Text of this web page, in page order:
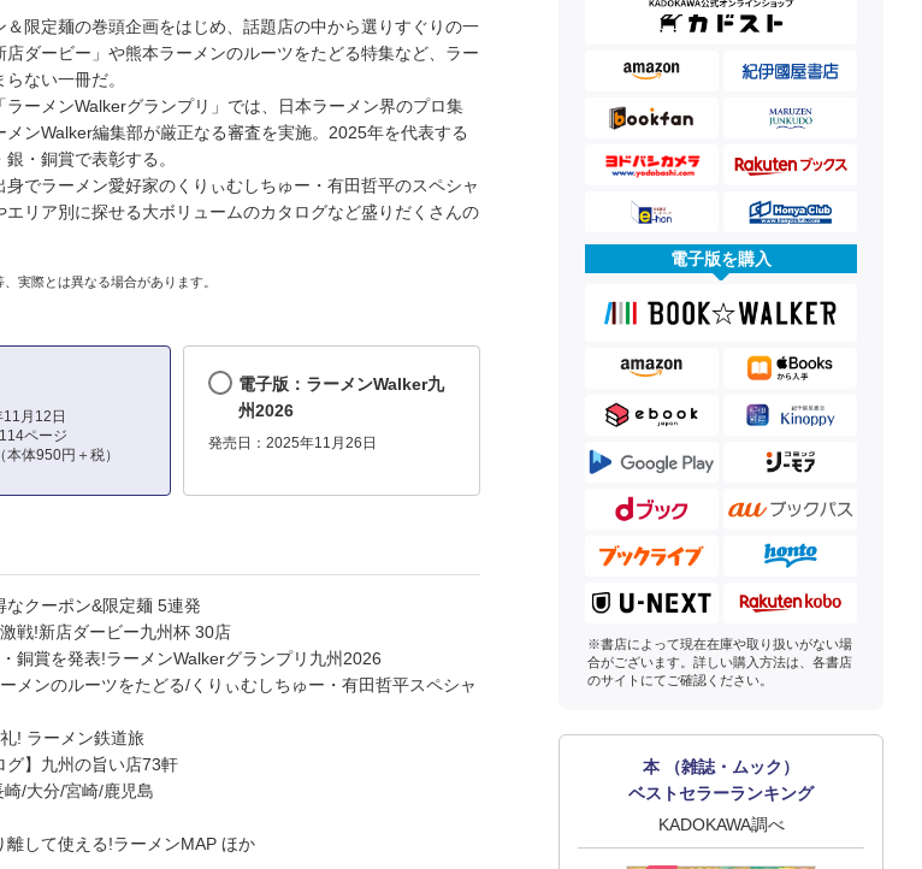
＆限定麺の巻頭企画をはじめ、話題店の中から選りすぐりの一
店ダービー」や熊本ラーメンのルーツをたどる特集など、ラー
ない一冊だ。
ラーメンWalkerグランプリ」では、日本ラーメン界のプロ集
メンWalker編集部が厳正なる審査を実施。2025年を代表する
・銅賞で表彰する。
身でラーメン愛好家のくりぃむしちゅー・有田哲平のスペシャ
エリア別に探せる大ボリュームのカタログなど盛りだくさんの
実際とは異なる場合があります。
月12日
ページ
体950円＋税）
電子版：ラーメンWalker九
州2026
発売日：2025年11月26日
なクーポン&限定麺 5連発
激戦!新店ダービー九州杯 30店
・銅賞を発表!ラーメンWalkerグランプリ九州2026
ーメンのルーツをたどる/くりぃむしちゅー・有田哲平スペシャ
! ラーメン鉄道旅
グ】九州の旨い店73軒
/大分/宮崎/鹿児島
離して使える!ラーメンMAP ほか
電子版を購入
※書店によって現在在庫や取り扱いがない場
合がございます。詳しい購入方法は、各書店
のサイトにてご確認ください。
本 （雑誌・ムック）
ベストセラーランキング
KADOKAWA調べ